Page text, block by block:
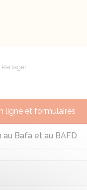
Partager
ligne et formulaires
au Bafa et au BAFD